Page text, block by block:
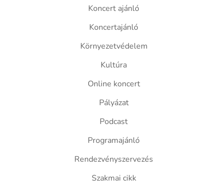
Koncert ajánló
Koncertajánló
Környezetvédelem
Kultúra
Online koncert
Pályázat
Podcast
Programajánló
Rendezvényszervezés
Szakmai cikk